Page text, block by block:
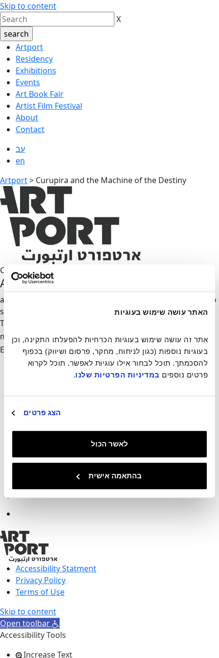
האתר עושה שימוש בעוגיות
פרטים נוספים במדיניות הפרטיות שלנו.
הצג פרטים
לאשר הכול
בהתאמה אישית
Skip to content
X
Artport
Residency
Exhibitions
Events
Art Book Fair
Artist Film Festival
About
Contact
עב
en
Artport> Curupira and the Machine of the Destiny
Curupira and the Machine of the Destiny
Artport's Newsletter
all of our updates and invitations directly to your inbox, no
spam
Thank you,
mail-form
Invalid
Email address
Artport
Events
Artist Film Festival
Contact
03-5182599
8 Ha'Amal Street, Tel aviv
Accessibility Statment
Privacy Policy
Terms of Use
Skip to content
Open toolbar
Accessibility Tools
Increase Text